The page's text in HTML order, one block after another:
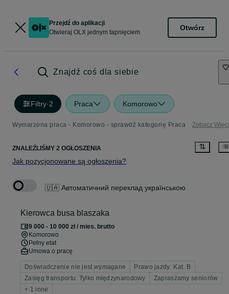
Przejdź do aplikacji
Otwieraj OLX jednym tapnięciem
Otwórz
Znajdź coś dla siebie
Filtry·2 Praca Komorowo
Wymarzona praca - Komorowo - sprawdź kategorię Praca Zobacz
ZNALEŹLIŚMY 2 OGŁOSZENIA
Jak pozycjonowane są ogłoszenia?
🇺🇦 Автоматичний переклад українською
Kierowca busa blaszaka
9 000 - 10 000 zł / mies. brutto
Komorowo
Pełny etat
Umowa o pracę
Doświadczenie nie jest wymagane
Prawo jazdy: Kat. B
Zasięg transportu: Tylko międzynarodowy
Zapraszamy seniorów
+ 1 inne